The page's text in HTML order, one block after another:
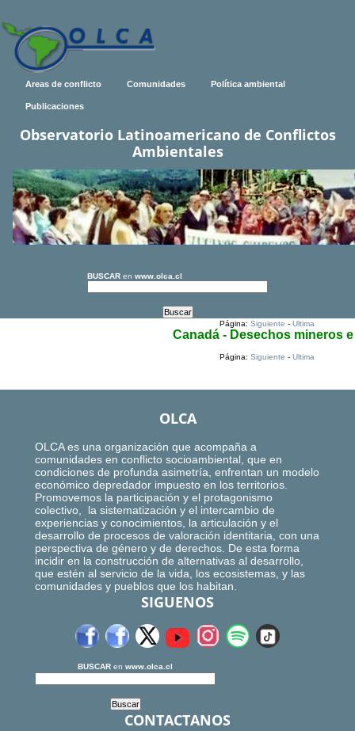
Areas de conflicto Comunidades Política ambiental
Publicaciones
Observatorio Latinoamericano de Conflictos
Ambientales
BUSCAR en www.olca.cl
Página:Siguiente -Ultima
Canadá - Desechos mineros
Página:Siguiente -Ultima
OLCA
OLCA es una organización que acompaña a
comunidades en conflicto socioambiental, que en
condiciones de profunda asimetría, enfrentan un modelo
económico depredador impuesto en los territorios.
Promovemos la participación y el protagonismo
colectivo, la sistematización y el intercambio de
experiencias y conocimientos, la articulación y el
desarrollo de procesos de valoración identitaria, con una
perspectiva de género y de derechos. De esta forma
incidir en la construcción de alternativas al desarrollo,
que estén al servicio de la vida, los ecosistemas, y las
comunidades y pueblos que los habitan.
SIGUENOS
BUSCAR en www.olca.cl
CONTACTANOS